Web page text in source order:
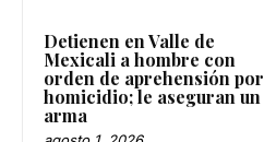
Detienen en Valle de
Mexicali a hombre con
orden de aprehensión por
homicidio; le aseguran un
arma